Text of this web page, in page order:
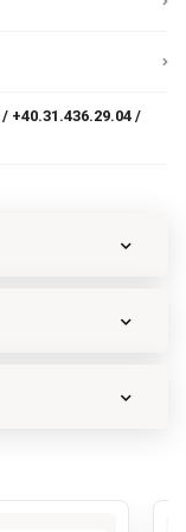
/ +40.31.436.29.04 /